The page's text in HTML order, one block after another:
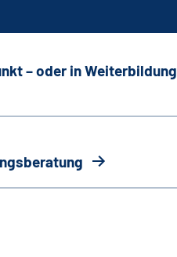
–oder in Weiterbildung